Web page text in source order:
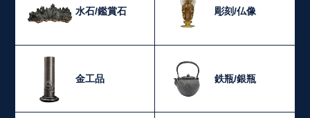
水石/鑑賞石 彫刻/仏像
金工品 鉄瓶/銀瓶